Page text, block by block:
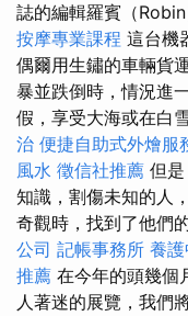
誌的編輯羅賓（
按摩專業課程 這台機
偶爾用生鏽的車輛貨
暴並跌倒時，情況進
假，享受大海或在白
治 便捷自助式外燴服
風水 徵信社推薦 但
知識，割傷未知的人
奇觀時，找到了他們
公司 記帳事務所 養
推薦 在今年的頭幾個
人著迷的展覽，我們